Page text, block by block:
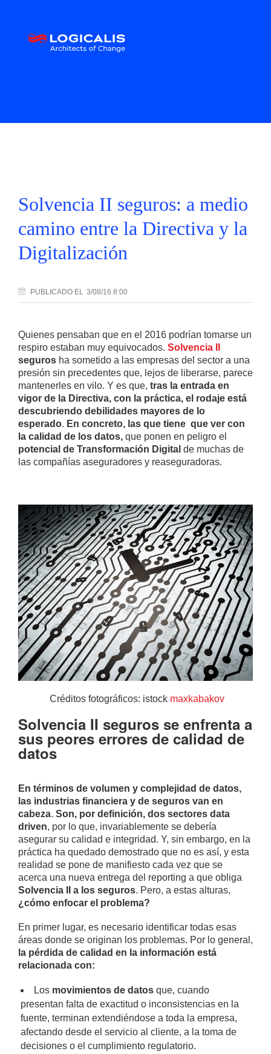
Solvencia II seguros: a medio
camino entre la Directiva y la
Digitalización
PUBLICADO EL 3/08/16 8:00
Quienes pensaban que en el 2016 podrían tomarse un
respiro estaban muy equivocados. Solvencia II
seguros ha sometido a las empresas del sector a una
presión sin precedentes que, lejos de liberarse, parece
mantenerles en vilo. Y es que, tras la entrada en
vigor de la Directiva, con la práctica, el rodaje está
descubriendo debilidades mayores de lo
esperado. En concreto, las que tiene que ver con
la calidad de los datos, que ponen en peligro el
potencial de Transformación Digital de muchas de
las compañías aseguradores y reaseguradoras.
Créditos fotográficos: istock maxkabakov
Solvencia II seguros se enfrenta a
sus peores errores de calidad de
datos
En términos de volumen y complejidad de datos,
las industrias financiera y de seguros van en
cabeza. Son, por definición, dos sectores data
driven, por lo que, invariablemente se debería
asegurar su calidad e integridad. Y, sin embargo, en la
práctica ha quedado demostrado que no es así, y esta
realidad se pone de manifiesto cada vez que se
acerca una nueva entrega del reporting a que obliga
Solvencia II a los seguros. Pero, a estas alturas,
¿cómo enfocar el problema?
En primer lugar, es necesario identificar todas esas
áreas donde se originan los problemas. Por lo general,
la pérdida de calidad en la información está
relacionada con:
Los movimientos de datos que, cuando
presentan falta de exactitud o inconsistencias en la
fuente, terminan extendiéndose a toda la empresa,
afectando desde el servicio al cliente, a la toma de
decisiones o el cumplimiento regulatorio.